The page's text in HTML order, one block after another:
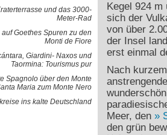
und das 3000-
Meter-Rad
Goethes Spuren zu den
Monti de Fiore
Giardini- Naxos und
Taormina: Tourismus pur
Spagnolo über den Monte
Maria zum Monte Nero
ins kalte Deutschland
Kegel 924
sich der
von über
der Insel
erst einmal
Nach
Meer, den
den grün